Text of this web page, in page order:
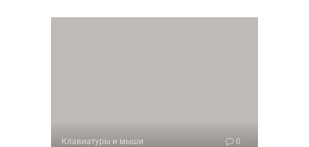
Клавиатуры и мыши 0